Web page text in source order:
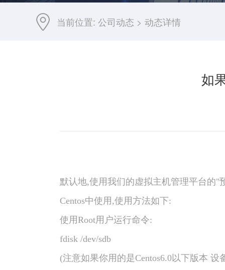
当前位置: 公司动态 > 动态详情
如
默认地,使用我们的虚拟主机管理平台的"
Centos中使用,使用方法如下:
使用Root用户运行命令:
fdisk /dev/sdb
(注意如果你用的是Centos6.0以下版本 设